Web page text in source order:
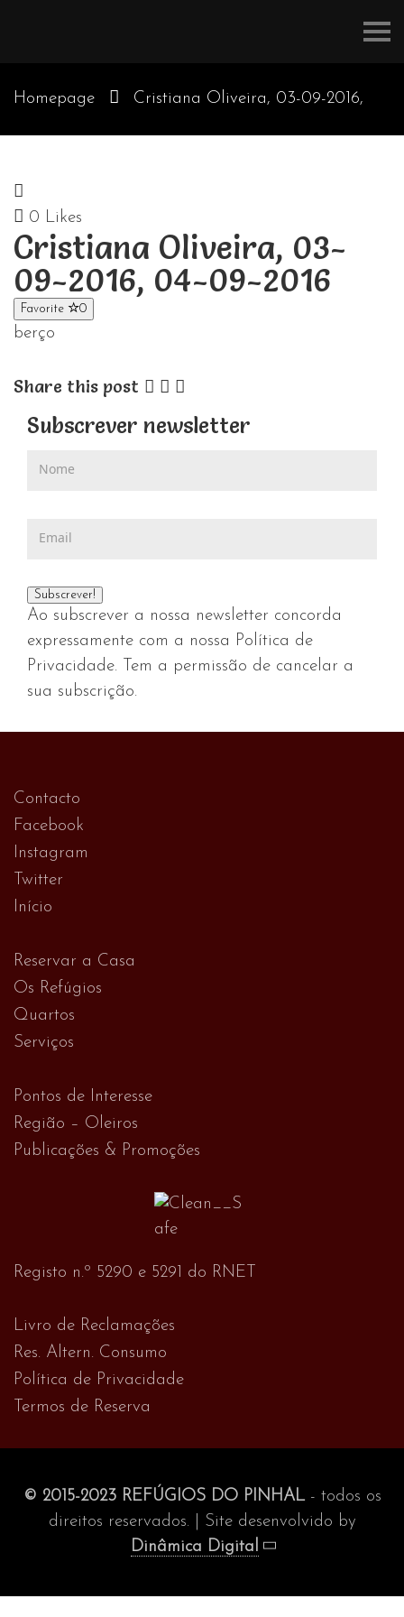
Homepage Cristiana Oliveira, 03-09-2016,
0 Likes
Cristiana Oliveira, 03-
09-2016, 04-09-2016
Favorite 0
berço
Share this post
Subscrever newsletter
Ao subscrever a nossa newsletter concorda
expressamente com a nossa Política de
Privacidade. Tem a permissão de cancelar a
sua subscrição.
Contacto
Facebook
Instagram
Twitter
Início
Reservar a Casa
Os Refúgios
Quartos
Serviços
Pontos de Interesse
Região – Oleiros
Publicações & Promoções
Registo n.º 5290 e 5291 do RNET
Livro de Reclamações
Res. Altern. Consumo
Política de Privacidade
Termos de Reserva
© 2015-2023 REFÚGIOS DO PINHAL- todos os
direitos reservados. | Site desenvolvido by
Dinâmica Digital